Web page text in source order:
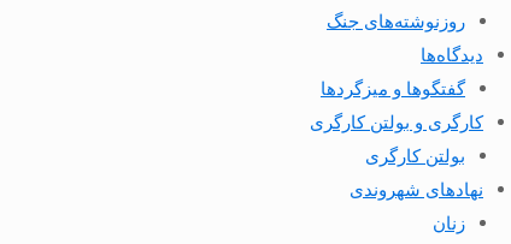
روزنوشته‌های جنگ
دیدگاه‌ها
گفتگوها و میزگردها
کارگری و بولتن کارگری
بولتن کارگری
نهادهای شهروندی
زنان